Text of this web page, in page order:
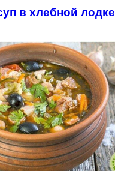
в хлебной лодке